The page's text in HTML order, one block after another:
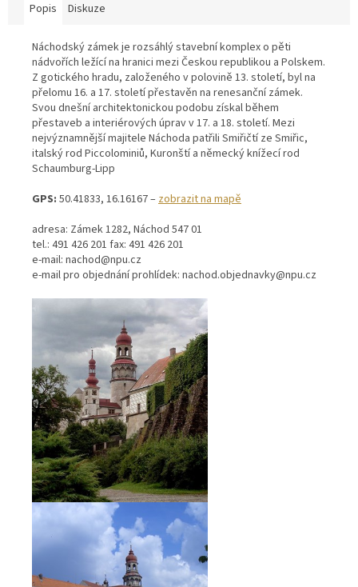
Popis Diskuze
Náchodský zámek je rozsáhlý stavební komplex o pěti
nádvořích ležící na hranici mezi Českou republikou a Polskem.
Z gotického hradu, založeného v polovině 13. století, byl na
přelomu 16. a 17. století přestavěn na renesanční zámek.
Svou dnešní architektonickou podobu získal během
přestaveb a interiérových úprav v 17. a 18. století. Mezi
nejvýznamnější majitele Náchoda patřili Smiřičtí ze Smiřic,
italský rod Piccolominiů, Kuronští a německý knížecí rod
Schaumburg-Lipp
GPS: 50.41833, 16.16167 –zobrazit na mapě
adresa: Zámek 1282, Náchod 547 01
tel.: 491 426 201 fax: 491 426 201
e-mail: nachod@npu.cz
e-mail pro objednání prohlídek: nachod.objednavky@npu.cz